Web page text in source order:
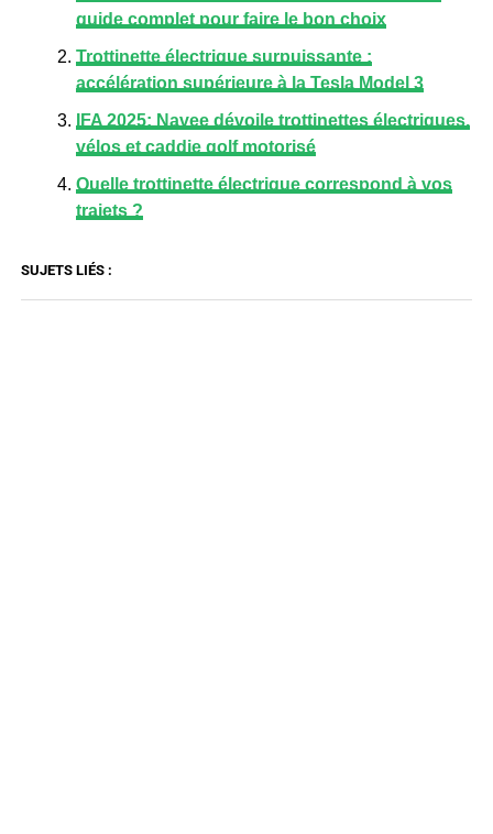
guide complet pour faire le bon choix
Trottinette électrique surpuissante :
accélération supérieure à la Tesla Model 3
IFA 2025: Navee dévoile trottinettes électriques,
vélos et caddie golf motorisé
Quelle trottinette électrique correspond à vos
trajets ?